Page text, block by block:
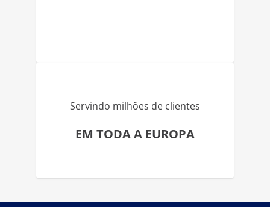
Servindo milhões de clientes
EM TODA A EUROPA